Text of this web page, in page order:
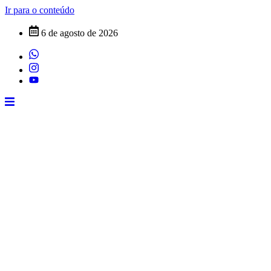
Ir para o conteúdo
6 de agosto de 2026